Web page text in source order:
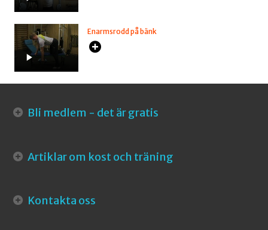
Enarmsrodd på bänk
Bli medlem - det är gratis
Artiklar om kost och träning
Kontakta oss